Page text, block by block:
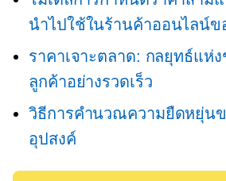
นำไปใช้ในร้านค้าออนไลน์
ราคาเจาะตลาด: กลยุทธ์แห่
ลูกค้าอย่างรวดเร็ว
วิธีการคำนวณความยืดหยุ่น
อุปสงค์